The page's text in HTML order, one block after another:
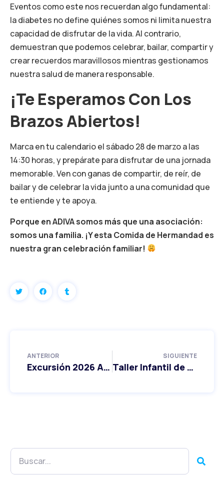
Eventos como este nos recuerdan algo fundamental:
la diabetes no define quiénes somos ni limita nuestra
capacidad de disfrutar de la vida. Al contrario,
demuestran que podemos celebrar, bailar, compartir y
crear recuerdos maravillosos mientras gestionamos
nuestra salud de manera responsable.
¡Te Esperamos Con Los
Brazos Abiertos!
Marca en tu calendario el sábado 28 de marzo a las
14:30 horas, y prepárate para disfrutar de una jornada
memorable. Ven con ganas de compartir, de reír, de
bailar y de celebrar la vida junto a una comunidad que
te entiende y te apoya.
Porque en ADIVA somos más que una asociación:
somos una familia. ¡Y esta Comida de Hermandad es
nuestra gran celebración familiar!
ANTERIOR
Excursión 2026 Alicante ADIVA
SIGUIENTE
Taller Infantil de Pascua en Valladolid 2026